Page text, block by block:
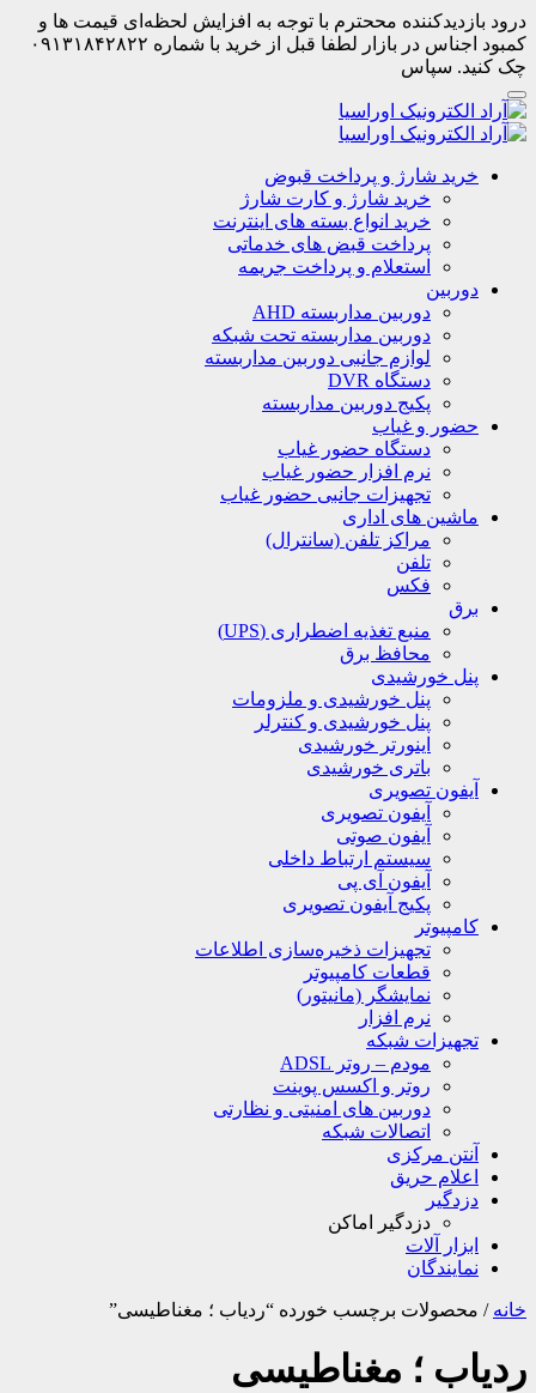
درود بازدیدکننده مححترم با توجه به افزایش لحظه‌ای قیمت ها و
کمبود اجناس در بازار لطفا قبل از خرید با شماره ۰۹۱۳۱۸۴۲۸۲۲
چک کنید. سپاس
خرید شارژ و پرداخت قبوض
خرید شارژ و کارت شارژ
خرید انواع بسته های اینترنت
پرداخت قبض های خدماتی
استعلام و پرداخت جریمه
دوربین
دوربین مداربسته AHD
دوربین مداربسته تحت شبکه
لوازم جانبی دوربین مداربسته
دستگاه DVR
پکیج دوربین مداربسته
حضور و غیاب
دستگاه حضور غیاب
نرم افزار حضور غیاب
تجهیزات جانبی حضور غیاب
ماشین های اداری
مراکز تلفن (سانترال)
تلفن
فکس
برق
منبع تغذیه اضطراری (UPS)
محافظ برق
پنل خورشیدی
پنل خورشیدی و ملزومات
پنل خورشیدی و کنترلر
اینورتر خورشیدی
باتری خورشیدی
آیفون تصویری
آیفون تصویری
آیفون صوتی
سیستم ارتباط داخلی
آیفون آی پی
پکیج آیفون تصویری
کامپیوتر
تجهیزات ذخیره‌سازی اطلاعات
قطعات کامپیوتر
نمایشگر (مانیتور)
نرم افزار
تجهیزات شبکه
مودم – روتر ADSL
روتر و اکسس پوینت
دوربین های امنیتی و نظارتی
اتصالات شبکه
آنتن مرکزی
اعلام حریق
دزدگیر
دزدگیر اماکن
ابزار آلات
نمایندگان
خانه / محصولات برچسب خورده “ردیاب ؛ مغناطیسی”
ردیاب ؛ مغناطیسی